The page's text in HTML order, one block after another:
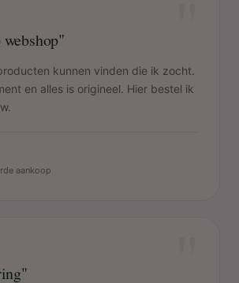
kunnen vinden die ik zocht.
en alles is origineel. Hier bestel ik
aankoop